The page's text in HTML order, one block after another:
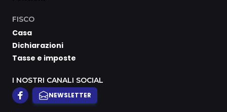
FISCO
Casa
Dichiarazioni
Tasse e imposte
I NOSTRI CANALI SOCIAL
NEWSLETTER